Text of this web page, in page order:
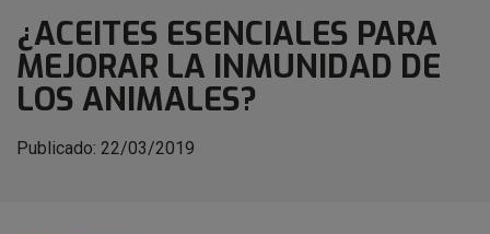
¿ACEITES ESENCIALES PARA
MEJORAR LA INMUNIDAD DE
LOS ANIMALES?
Publicado: 22/03/2019